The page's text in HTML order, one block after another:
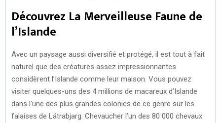
Découvrez La Merveilleuse Faune de
l’Islande
Avec un paysage aussi diversifié et protégé, il est tout à fait
naturel que des créatures assez impressionnantes
considèrent l’Islande comme leur maison. Vous pouvez
visiter quelques-uns des 4 millions de macareux d’Islande
dans l’une des plus grandes colonies de ce genre sur les
falaises de Látrabjarg. Chevaucher l’un des 80 000 chevaux